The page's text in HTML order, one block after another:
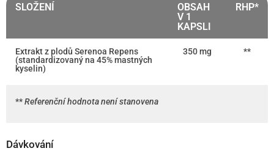
SLOŽENÍ
OBSAH
V 1
KAPSLI
RHP*
Extrakt z plodů Serenoa Repens
(standardizovaný na 45% mastných
kyselin)
350 mg **
**Referenční hodnota není stanovena
Dávkování